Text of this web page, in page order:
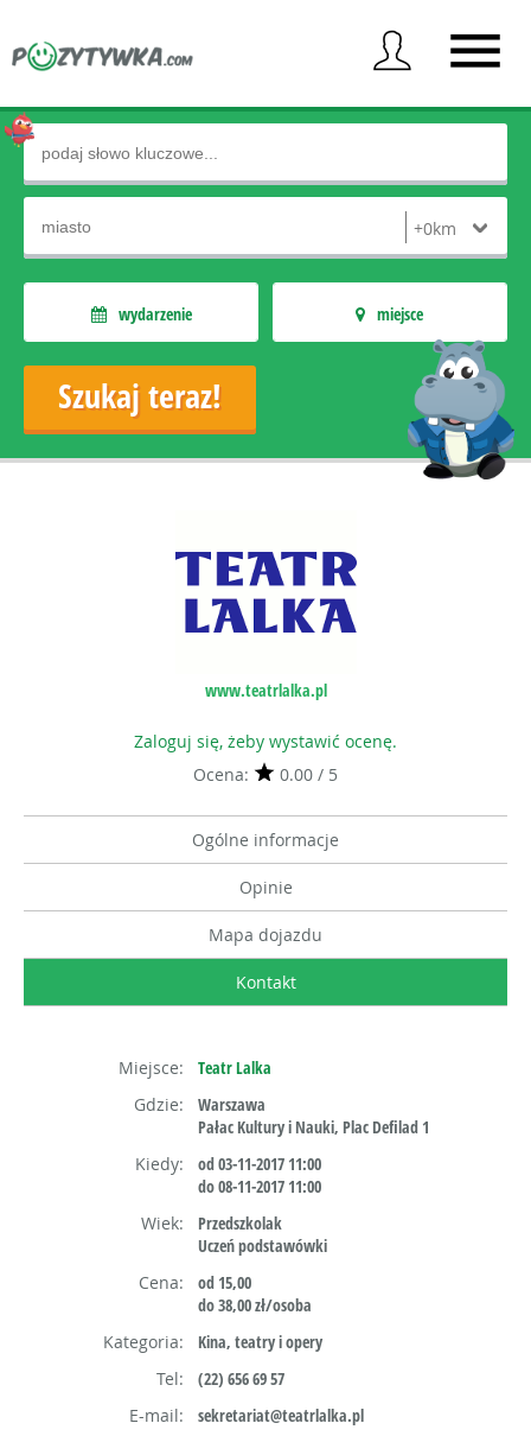
wydarzenie miejsce
www.teatrlalka.pl
Zaloguj się, żeby wystawić ocenę.
Ocena:
0.00 / 5
Ogólne informacje
Opinie
Mapa dojazdu
Kontakt
Miejsce:
Teatr Lalka
Gdzie:
Warszawa
Pałac Kultury i Nauki, Plac Defilad 1
Kiedy:
od 03-11-2017 11:00
do 08-11-2017 11:00
Wiek:
Przedszkolak
Uczeń podstawówki
Cena:
od 15,00
do 38,00 zł/osoba
Kategoria:
Kina, teatry i opery
Tel:
(22) 656 69 57
E-mail:
sekretariat@teatrlalka.pl